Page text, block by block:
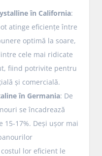
în California:
atinge eficiențe între
optimă la soare,
cele mai ridicate
fiind potrivite pentru
și comercială.
în Germania: De
se încadrează
15-17%. Deși ușor mai
lor eficient le